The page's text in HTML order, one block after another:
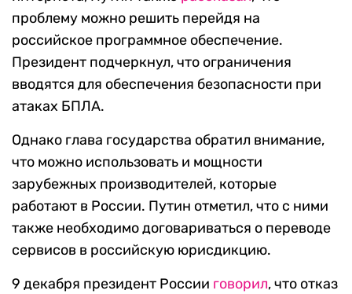
проблему можно решить перейдя на
российское программное обеспечение.
Президент подчеркнул, что ограничения
вводятся для обеспечения безопасности при
атаках БПЛА.
Однако глава государства обратил внимание,
что можно использовать и мощности
зарубежных производителей, которые
работают в России. Путин отметил, что с ними
также необходимо договариваться о переводе
сервисов в российскую юрисдикцию.
9 декабря президент России говорил, что отказ